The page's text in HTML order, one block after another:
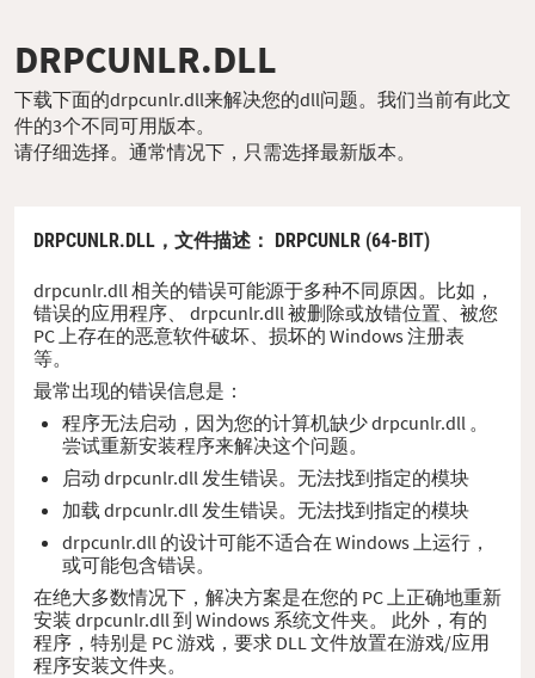
DRPCUNLR.DLL
下载下面的drpcunlr.dll来解决您的dll问题。我们当前有此文
件的3个不同可用版本。
请仔细选择。通常情况下，只需选择最新版本。
DRPCUNLR.DLL， 文件描述 ： DRPCUNLR (64-BIT)
drpcunlr.dll 相关的错误可能源于多种不同原因。比如，
错误的应用程序、 drpcunlr.dll 被删除或放错位置、被您
PC 上存在的恶意软件破坏、损坏的 Windows 注册表
等。
最常出现的错误信息是：
程序无法启动，因为您的计算机缺少 drpcunlr.dll 。
尝试重新安装程序来解决这个问题。
启动 drpcunlr.dll 发生错误。无法找到指定的模块
加载 drpcunlr.dll 发生错误。无法找到指定的模块
drpcunlr.dll 的设计可能不适合在 Windows 上运行，
或可能包含错误。
在绝大多数情况下，解决方案是在您的 PC 上正确地重新
安装 drpcunlr.dll 到 Windows 系统文件夹。 此外，有的
程序，特别是 PC 游戏，要求 DLL 文件放置在游戏/应用
程序安装文件夹。